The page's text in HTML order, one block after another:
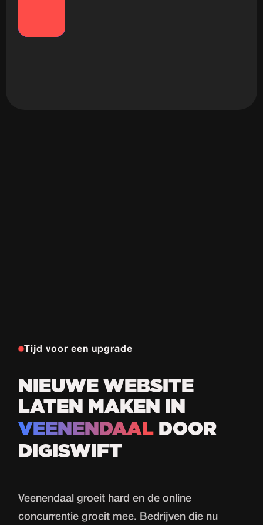
Tijd voor een upgrade
NIEUWE WEBSITE
LATEN MAKEN IN
VEENENDAAL DOOR
DIGISWIFT
Veenendaal groeit hard en de online
concurrentie groeit mee. Bedrijven die nu